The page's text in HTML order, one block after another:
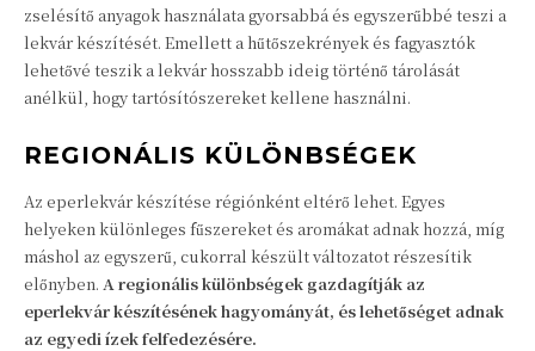
zselésítő anyagok használata gyorsabbá és egyszerűbbé teszi a
lekvár készítését. Emellett a hűtőszekrények és fagyasztók
lehetővé teszik a lekvár hosszabb ideig történő tárolását
anélkül, hogy tartósítószereket kellene használni.
REGIONÁLIS KÜLÖNBSÉGEK
Az eperlekvár készítése régiónként eltérő lehet. Egyes
helyeken különleges fűszereket és aromákat adnak hozzá, míg
máshol az egyszerű, cukorral készült változatot részesítik
előnyben. A regionális különbségek gazdagítják az
eperlekvár készítésének hagyományát, és lehetőséget adnak
az egyedi ízek felfedezésére.